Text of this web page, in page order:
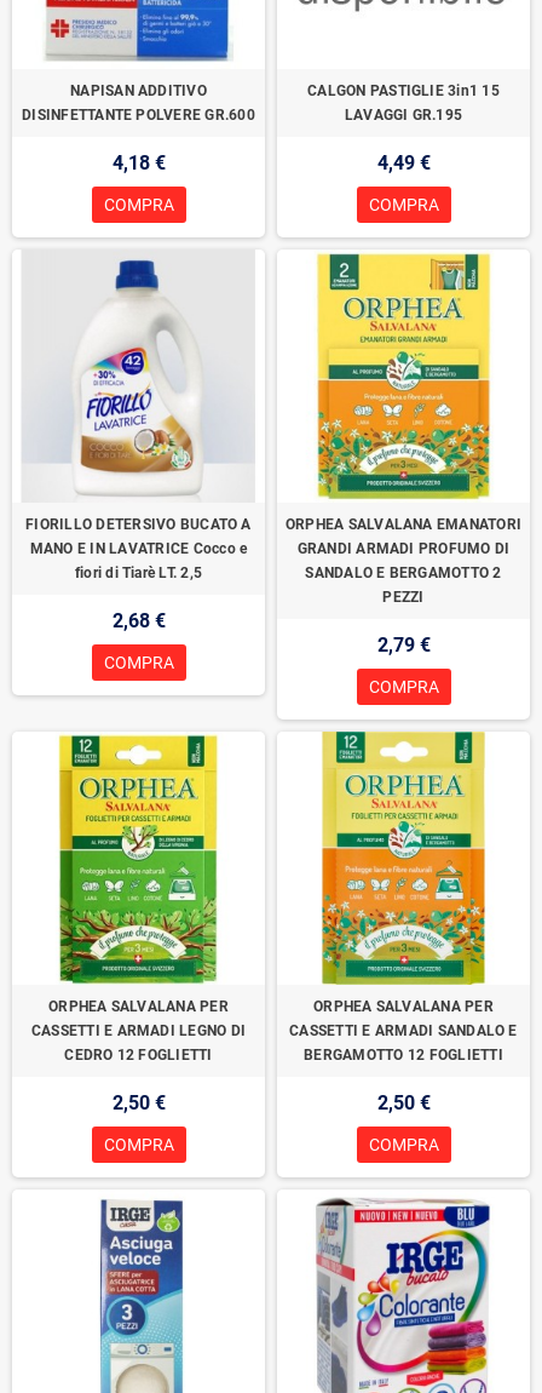
NAPISAN ADDITIVO
DISINFETTANTE POLVERE GR.600
4,18 €
COMPRA
CALGON PASTIGLIE 3in1 15
LAVAGGI GR.195
4,49 €
COMPRA
FIORILLO DETERSIVO BUCATO A
MANO E IN LAVATRICE Cocco e
fiori di Tiarè LT. 2,5
2,68 €
COMPRA
ORPHEA SALVALANA EMANATORI
GRANDI ARMADI PROFUMO DI
SANDALO E BERGAMOTTO 2
PEZZI
2,79 €
COMPRA
ORPHEA SALVALANA PER
CASSETTI E ARMADI LEGNO DI
CEDRO 12 FOGLIETTI
2,50 €
COMPRA
ORPHEA SALVALANA PER
CASSETTI E ARMADI SANDALO E
BERGAMOTTO 12 FOGLIETTI
2,50 €
COMPRA